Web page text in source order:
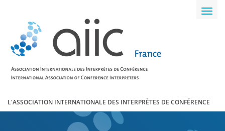
L'ASSOCIATION INTERNATIONALE DES INTERPRÈTES DE CONFÉRENCE